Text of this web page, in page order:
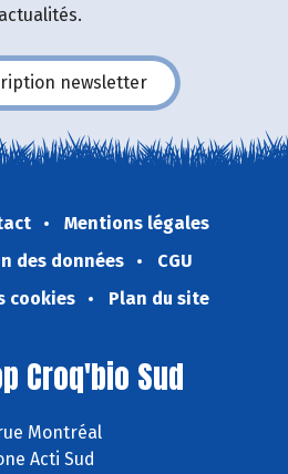
actualités.
newsletter
Mentions légales
des données
CGU
cookies
Plan du site
Croq'bio Sud
Montréal
Acti Sud